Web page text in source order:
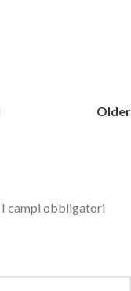
Older
I campi obbligatori